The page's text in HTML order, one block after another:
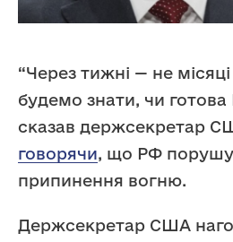
“Через тижні — не
будемо знати, чи
сказав держсекретар
говорячи, що РФ
припинення вогню.
Держсекретар США